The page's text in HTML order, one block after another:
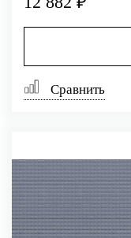
Сравнить